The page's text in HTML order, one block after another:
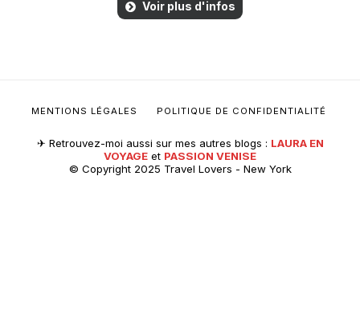
Voir plus d'infos
✈︎ Retrouvez-moi aussi sur mes autres blogs : LAURA EN
VOYAGE et PASSION VENISE
© Copyright 2025 Travel Lovers - New York
MENTIONS LÉGALES POLITIQUE DE CONFIDENTIALITÉ